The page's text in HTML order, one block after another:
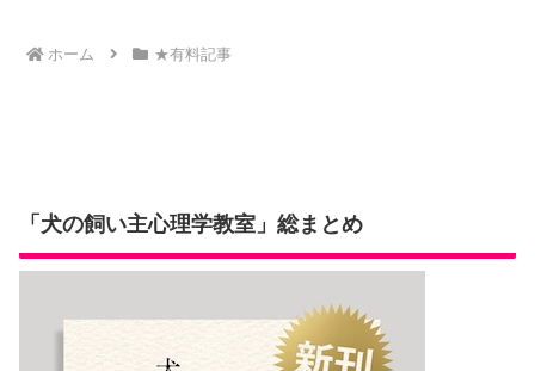
ホーム ★有料記事
「犬の飼い主心理学教室」総まとめ